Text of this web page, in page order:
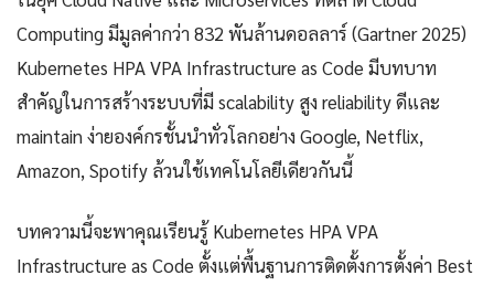
Computing มีมูลค่ากว่า 832 พันล้านดอลลาร์ (Gartner 2025)
Kubernetes HPA VPA Infrastructure as Code มีบทบาท
สำคัญในการสร้างระบบที่มี scalability สูง reliability ดีและ
maintain ง่ายองค์กรชั้นนำทั่วโลกอย่าง Google, Netflix,
Amazon, Spotify ล้วนใช้เทคโนโลยีเดียวกันนี้
บทความนี้จะพาคุณเรียนรู้ Kubernetes HPA VPA
Infrastructure as Code ตั้งแต่พื้นฐานการติดตั้งการตั้งค่า Best